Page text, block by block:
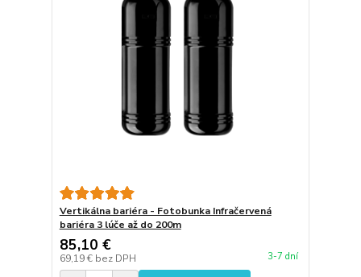
Vertikálna bariéra - Fotobunka Infračervená
bariéra 3 lúče až do 200m
85,10 €
69,19 € bez DPH 3-7 dní